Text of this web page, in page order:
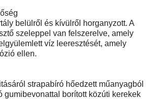
belülről és kívülről horganyzott. A
szeleppel van felszerelve, amely
víz leeresztését, amely
ellen.
strapabíró hőedzett műanyagból
gumibevonattal borított közúti kerekek